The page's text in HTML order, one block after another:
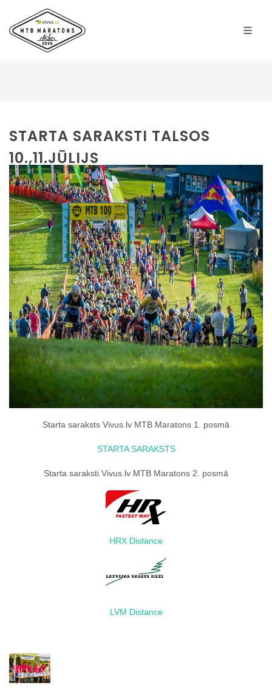
STARTA SARAKSTI TALSOS
10.,11.JŪLIJS
Starta saraksts Vivus.lv MTB Maratons 1. posmā
STARTA SARAKSTS
Starta saraksti Vivus.lv MTB Maratons 2. posmā
HRX Distance
LVM Distance